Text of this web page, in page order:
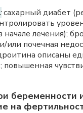
сахарный диабет
начале лечения);
или почечная
описаны
повышенная
беременности
на